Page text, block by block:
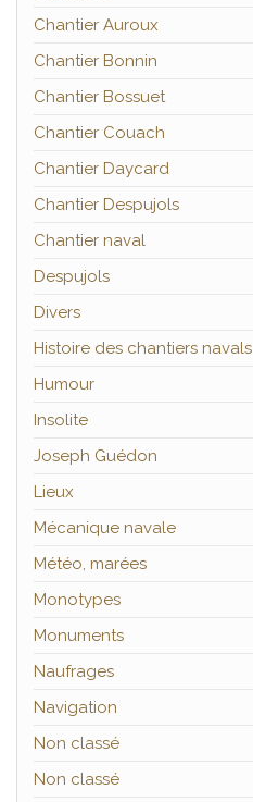
Chantier Auroux
Chantier Bonnin
Chantier Bossuet
Chantier Couach
Chantier Daycard
Chantier Despujols
Chantier naval
Despujols
Divers
Histoire des chantiers navals
Humour
Insolite
Joseph Guédon
Lieux
Mécanique navale
Météo, marées
Monotypes
Monuments
Naufrages
Navigation
Non classé
Non classé